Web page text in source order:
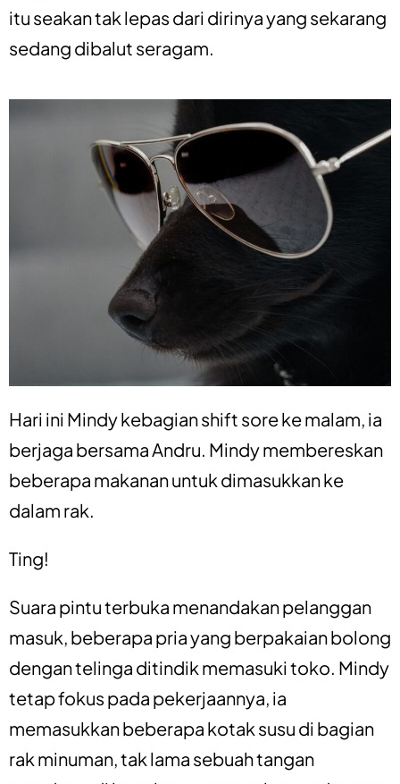
itu seakan tak lepas dari dirinya yang sekarang
sedang dibalut seragam.
Hari ini Mindy kebagian shift sore ke malam, ia
berjaga bersama Andru. Mindy membereskan
beberapa makanan untuk dimasukkan ke
dalam rak.
Ting!
Suara pintu terbuka menandakan pelanggan
masuk, beberapa pria yang berpakaian bolong
dengan telinga ditindik memasuki toko. Mindy
tetap fokus pada pekerjaannya, ia
memasukkan beberapa kotak susu di bagian
rak minuman, tak lama sebuah tangan